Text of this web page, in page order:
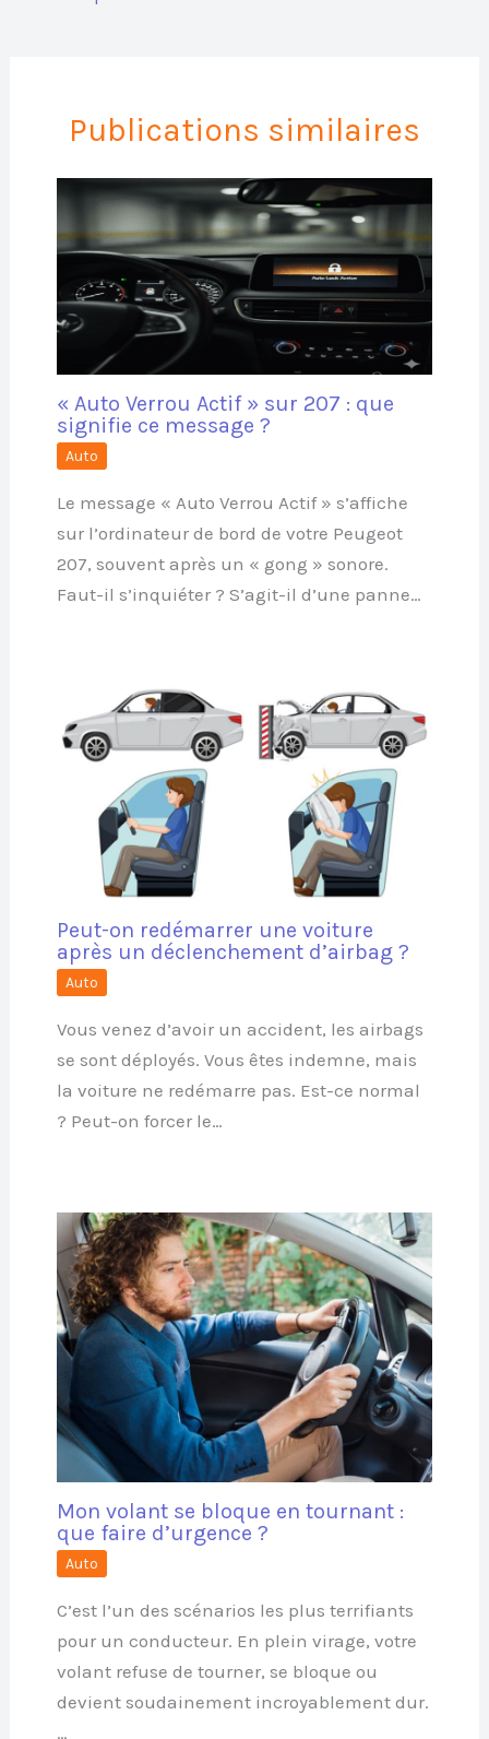
Publications similaires
« Auto Verrou Actif » sur 207 : que
signifie ce message ?
Auto
Le message « Auto Verrou Actif » s’affiche
sur l’ordinateur de bord de votre Peugeot
207, souvent après un « gong » sonore.
Faut-il s’inquiéter ? S’agit-il d’une panne…
Peut-on redémarrer une voiture
après un déclenchement d’airbag ?
Auto
Vous venez d’avoir un accident, les airbags
se sont déployés. Vous êtes indemne, mais
la voiture ne redémarre pas. Est-ce normal
? Peut-on forcer le…
Mon volant se bloque en tournant :
que faire d’urgence ?
Auto
C’est l’un des scénarios les plus terrifiants
pour un conducteur. En plein virage, votre
volant refuse de tourner, se bloque ou
devient soudainement incroyablement dur.
…